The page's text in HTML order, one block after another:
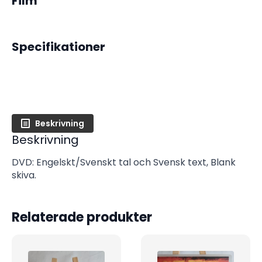
Specifikationer
Beskrivning
Beskrivning
DVD: Engelskt/Svenskt tal och Svensk text, Blank
skiva.
Relaterade produkter